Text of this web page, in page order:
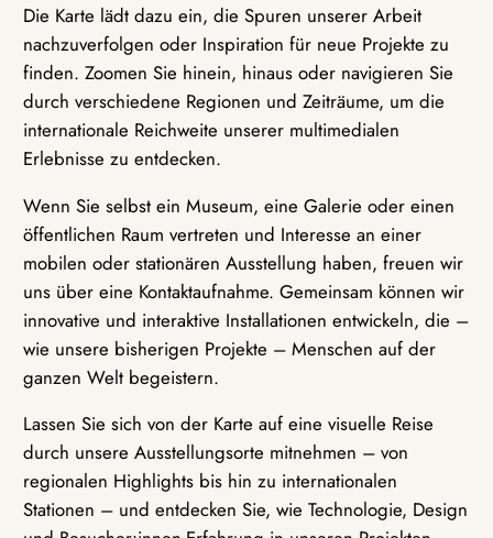
Die Karte lädt dazu ein, die Spuren unserer Arbeit
nachzuverfolgen oder Inspiration für neue Projekte zu
finden. Zoomen Sie hinein, hinaus oder navigieren Sie
durch verschiedene Regionen und Zeiträume, um die
internationale Reichweite unserer multimedialen
Erlebnisse zu entdecken.
Wenn Sie selbst ein Museum, eine Galerie oder einen
öffentlichen Raum vertreten und Interesse an einer
mobilen oder stationären Ausstellung haben, freuen wir
uns über eine Kontaktaufnahme. Gemeinsam können wir
innovative und interaktive Installationen entwickeln, die –
wie unsere bisherigen Projekte – Menschen auf der
ganzen Welt begeistern.
Lassen Sie sich von der Karte auf eine visuelle Reise
durch unsere Ausstellungsorte mitnehmen – von
regionalen Highlights bis hin zu internationalen
Stationen – und entdecken Sie, wie Technologie, Design